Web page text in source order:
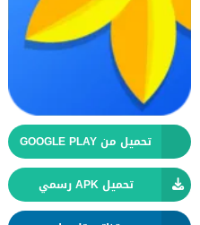
تحميل من GOOGLE PLAY
تحميل APK رسمي